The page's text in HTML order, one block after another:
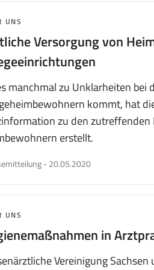
Versorgung von
UNS
manchmal zu Unklarheiten bei
kommt, hat
zu den zutreffenden
erstellt.
veröffentlicht
- 20.05.2020
in
UNS
Vereinigung